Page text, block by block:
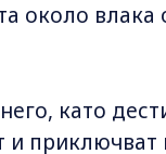
около влака
като
и